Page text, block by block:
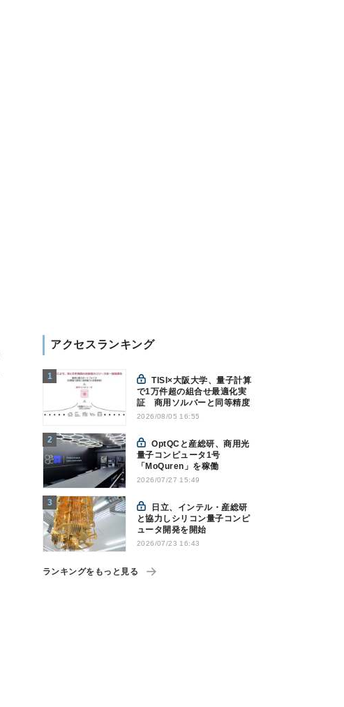
アクセスランキング
TISI×大阪大学、量子計算
で1万件超の組合せ最適化実
証 商用ソルバーと同等精度
2026/08/05 16:55
OptQCと産総研、商用光
量子コンピュータ1号
「MoQuren」を稼働
2026/07/27 15:49
と協力しシリコン量子コンピ
ュータ開発を開始
2026/07/23 16:43
ランキングをもっと見る